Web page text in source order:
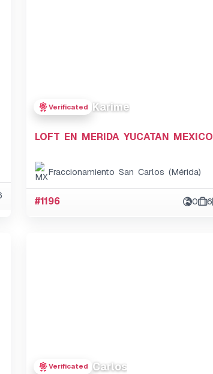
Verificated Karime
LOFT EN MERIDA YUCATAN MEXICO
Fraccionamiento San Carlos (Mérida)
#1196 0 6
Verificated Carlos